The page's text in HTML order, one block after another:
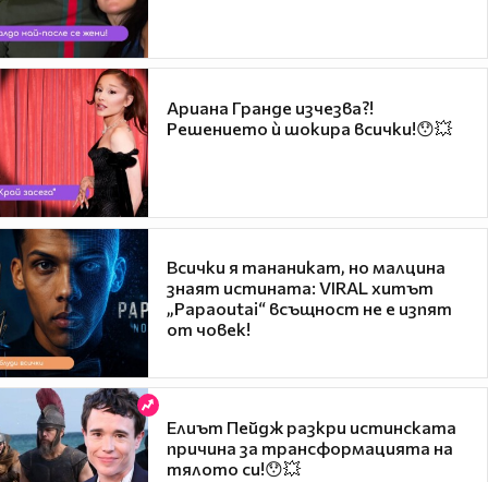
Ариана Гранде изчезва?!
Решението ѝ шокира всички!😯💥
Всички я тананикат, но малцина
знаят истината: VIRAL хитът
„Papaoutai“ всъщност не е изпят
от човек!
Елиът Пейдж разкри истинската
причина за трансформацията на
тялото си!😯💥